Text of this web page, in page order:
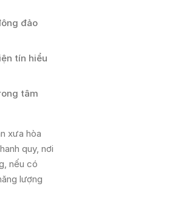
đảo
tín hiểu
tâm
xưa hòa
quy, nơi
nếu có
lượng